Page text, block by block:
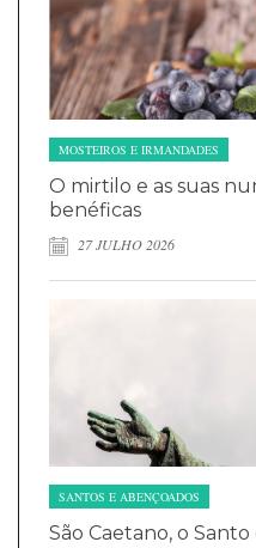
MOSTEIROS E IRMANDADES
O mirtilo e as suas
benéficas
27 JULHO 2026
SANTOS E ABENÇOADOS
São Caetano, o